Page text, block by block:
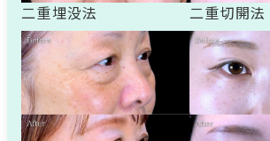
二重埋没法 二重切開法